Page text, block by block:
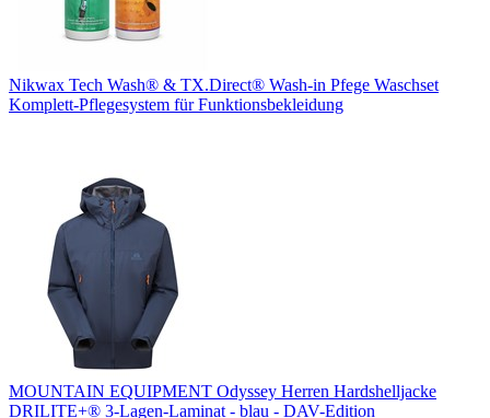
Nikwax Tech Wash® & TX.Direct® Wash-in Pfege Waschset
Komplett-Pflegesystem für Funktionsbekleidung
MOUNTAIN EQUIPMENT Odyssey Herren Hardshelljacke
DRILITE+® 3-Lagen-Laminat - blau - DAV-Edition